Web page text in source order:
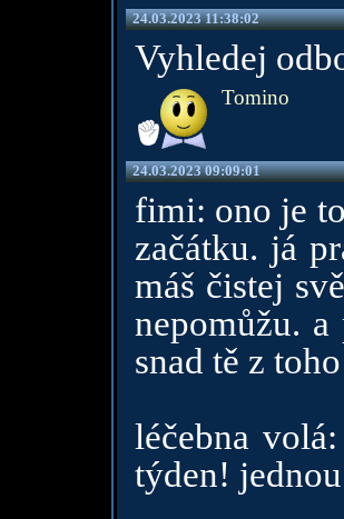
24.03.2023 11:38:02
Vyhledej
Tomino
24.03.2023 09:09:01
fimi: ono je
začátku. já
máš čistej
nepomůžu.
snad tě z
léčebna
týden!